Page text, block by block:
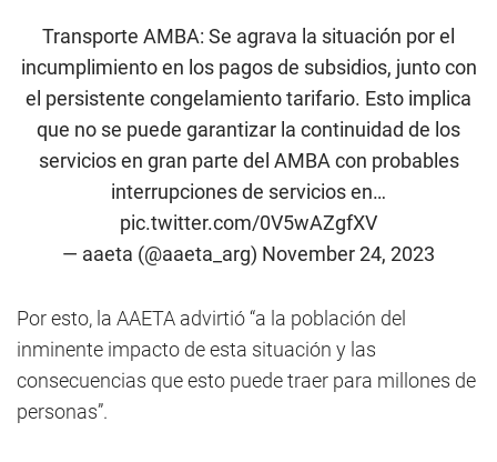
Transporte AMBA: Se agrava la situación por el
incumplimiento en los pagos de subsidios, junto con
el persistente congelamiento tarifario. Esto implica
que no se puede garantizar la continuidad de los
servicios en gran parte del AMBA con probables
interrupciones de servicios en…
pic.twitter.com/0V5wAZgfXV
— aaeta (@aaeta_arg) November 24, 2023
Por esto, la AAETA advirtió “a la población del
inminente impacto de esta situación y las
consecuencias que esto puede traer para millones de
personas”.